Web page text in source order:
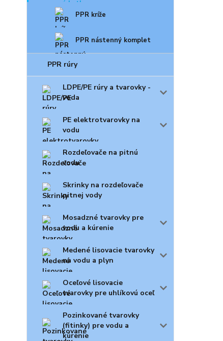
PPR kríže
PPR nástenný komplet
PPR rúry
LDPE/PE rúry a tvarovky -
voda
PE elektrotvarovky na
vodu
Rozdeľovače na pitnú
vodu
Skrinky na rozdeľovače
pitnej vody
Mosadzné tvarovky pre
vodu a kúrenie
Medené lisovacie tvarovky
na vodu a plyn
Oceľové lisovacie
tvarovky pre uhlíkovú oceľ
Pozinkované tvarovky
(fitinky) pre vodu a
kúrenie